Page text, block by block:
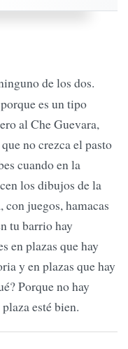
de los dos.
es un tipo
al Che Guevara,
no crezca el pasto
cuando en la
los dibujos de la
con juegos, hamacas
tu barrio hay
en plazas que hay
y en plazas que hay
Porque no hay
esté bien.